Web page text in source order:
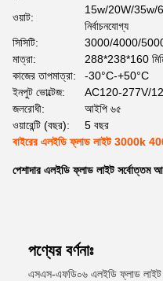
ওয়াট:
15w/20W/35w/
নির্বাচনযোগ্য
সিসিটি:
3000/4000/
মাত্রা:
288*238*160
কাজের তাপমাত্রা:
-30°C-+50°C
ইনপুট ভোল্টেজ:
AC120-277V/
জলরোধী:
আইপি ৬৫
ওয়ারেন্টি (বছর):
5 বছর
বাইরের এলইডি ফ্লাড লাইট 3000k
পেশাদার এলইডি ফ্লাড লাইট সর্বোত্তম
পণ্যের বর্ণনাঃ
এসএস-এফডি০৬ এলইডি ফ্লাড লাইট